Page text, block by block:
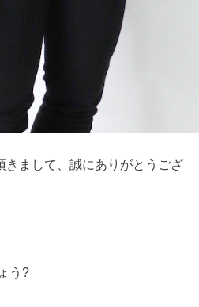
きまして、誠にありがとうござ
う?